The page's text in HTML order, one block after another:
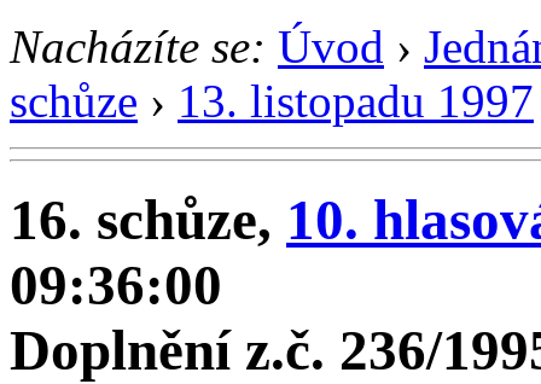
Nacházíte se: Úvod ›
schůze › 13. listopadu 1997
16. schůze, 10.
09:36:00
Doplnění z.č. 236/